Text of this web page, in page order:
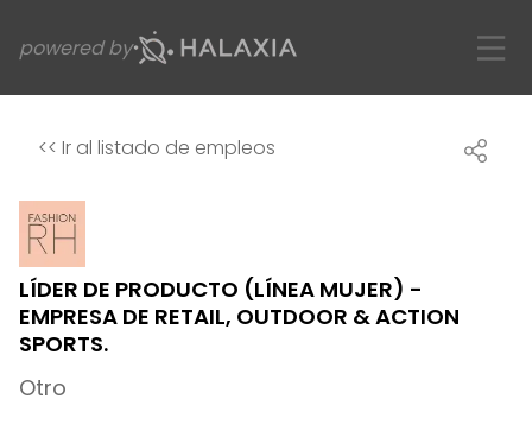
powered by
<< Ir al listado de empleos
LÍDER DE PRODUCTO (LÍNEA MUJER) -
EMPRESA DE RETAIL, OUTDOOR & ACTION
SPORTS.
Otro